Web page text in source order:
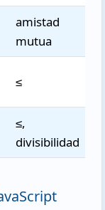
amistad
mutua
≤
≤,
divisibilidad